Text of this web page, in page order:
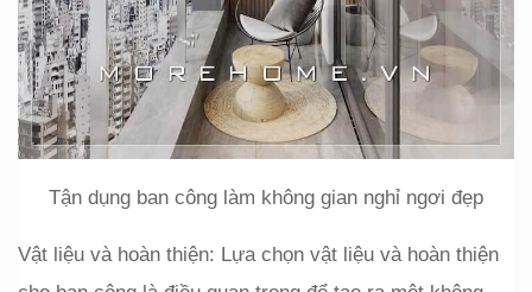
Tận dụng ban công làm không gian nghỉ ngơi đẹp
Vật liệu và hoàn thiện: Lựa chọn vật liệu và hoàn thiện